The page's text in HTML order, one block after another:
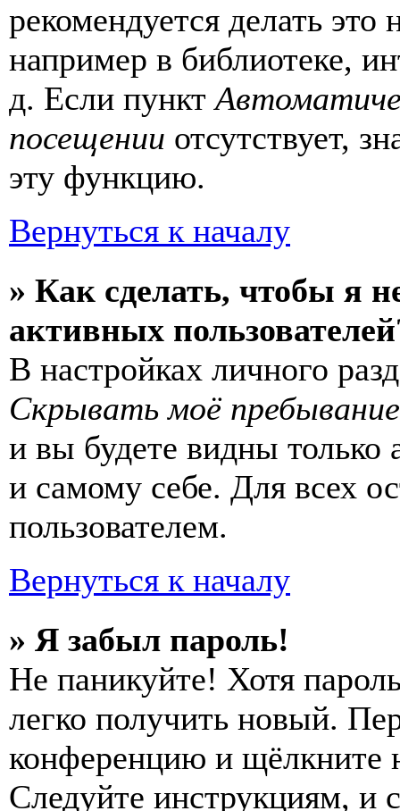
рекомендуется делать
например в библиотеке,
д. Если пункт
посещении отсутствует,
эту функцию.
Вернуться к началу
» Как сделать, чтобы я
активных
В настройках личного
Скрывать моё
и вы будете видны только
и самому себе. Для всех
пользователем.
Вернуться к началу
» Я забыл пароль!
Не паникуйте! Хотя
легко получить новый.
конференцию и щёлкните
Следуйте инструкциям, и